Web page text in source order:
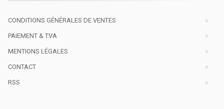
CONDITIONS GÉNÉRALES DE VENTES
PAIEMENT & TVA
MENTIONS LÉGALES
CONTACT
RSS